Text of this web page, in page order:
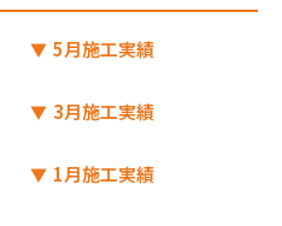
5月施工実績
3月施工実績
1月施工実績